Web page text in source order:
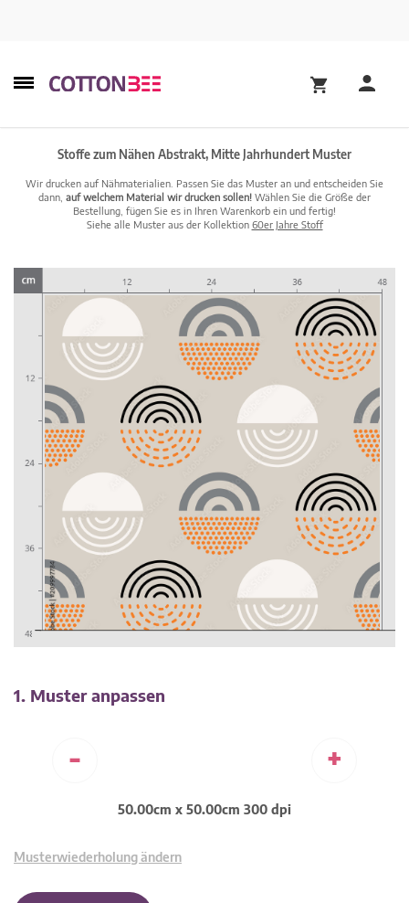
Stoffe zum Nähen Abstrakt, Mitte Jahrhundert Muster
Wir drucken auf Nähmaterialien. Passen Sie das Muster an und entscheiden Sie
dann, auf welchem Material wir drucken sollen! Wählen Sie die Größe der
Bestellung, fügen Sie es in Ihren Warenkorb ein und fertig!
Siehe alle Muster aus der Kollektion 60er Jahre Stoff
1. Muster anpassen
- +
50.00cm x 50.00cm 300 dpi
Musterwiederholung ändern